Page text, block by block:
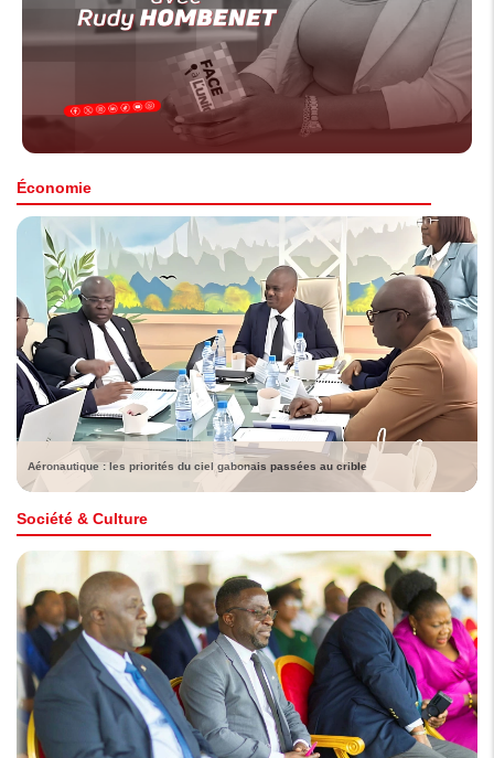
Économie
Société & Culture
Aéronautique : les priorités du ciel gabonais passées au crible